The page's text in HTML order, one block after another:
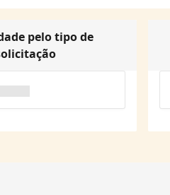
pelo tipo de